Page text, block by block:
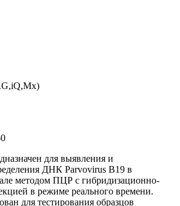
для выявления и
ДНК Parvovirus B19 в
методом ПЦР с гибридизационно-
в режиме реального времени.
для тестирования образцов